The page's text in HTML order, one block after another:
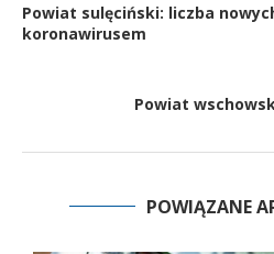
Powiat sulęciński: liczba
koronawirusem
Powiat
POWIĄZANE